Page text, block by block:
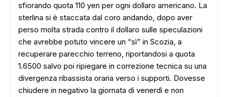
sfiorando quota 110 yen per ogni dollaro americano. La
sterlina si è staccata dal coro andando, dopo aver
perso molta strada contro il dollaro sulle speculazioni
che avrebbe potuto vincere un “sì” in Scozia, a
recuperare parecchio terreno, riportandosi a quota
1.6500 salvo poi ripiegare in correzione tecnica su una
divergenza ribassista oraria verso i supporti. Dovesse
chiudere in negativo la giornata di venerdì e non